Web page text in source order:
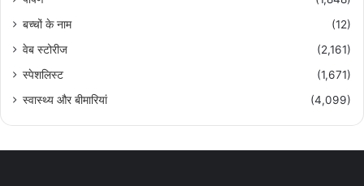
बच्चों के नाम
(12)
वेब स्टोरीज
(2,161)
स्पेशलिस्ट
(1,671)
स्वास्थ्य और बीमारियां
(4,099)